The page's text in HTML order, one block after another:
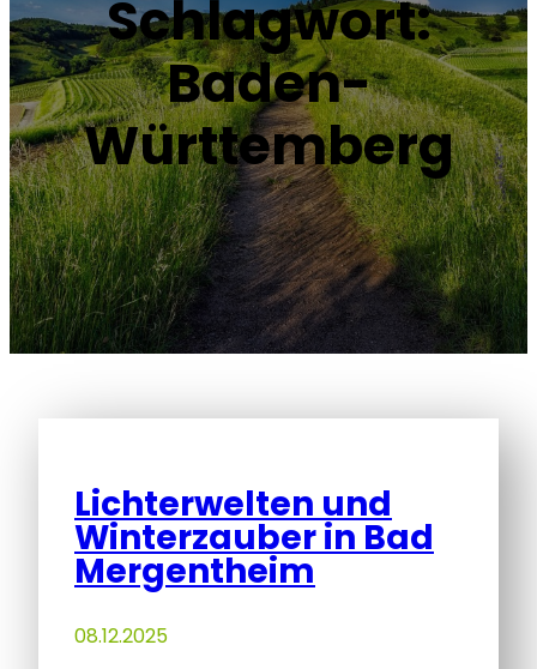
Schlagwort:
Baden-
Württemberg
Lichterwelten und
Winterzauber in Bad
Mergentheim
08.12.2025